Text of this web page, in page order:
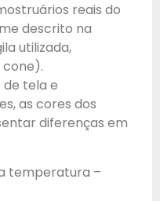
reais do
descrito na
utilizada,
de tela e
as cores dos
diferenças em
temperatura –